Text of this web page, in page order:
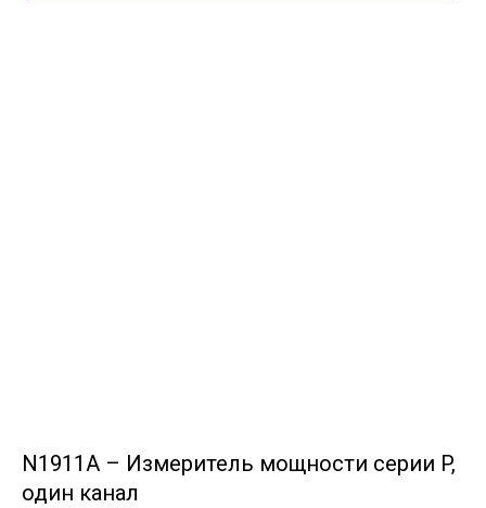
N1911A – Измеритель мощности серии P,
один канал